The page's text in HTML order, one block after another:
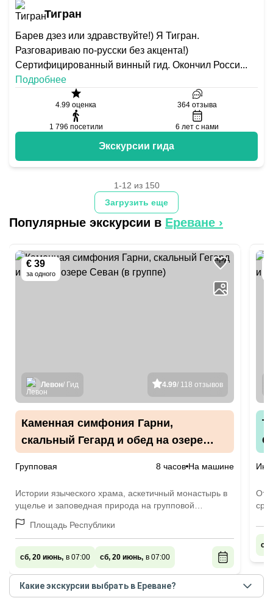
Тигран
Барев дзез или здравствуйте!) Я Тигран.
Разговариваю по-русски без акцента!)
Сертифицированный винный гид. Окончил Росси...
Подробнее
4.99 оценка 364 отзыва
1 796 посетили 6 лет с нами
Экскурсии гида
Загрузить еще
1-12 из 150
Популярные экскурсии в Ереване ›
€ 39
за одного
4.99/ 118 отзывов
Левон/ Гид
Каменная симфония Гарни,
скальный Гегард и обед на озере
Групповая 8 часов На машине
Истории языческого храма, аскетичный монастырь в
ущелье и заповедная природа на групповой
экскурсии
Площадь Республики
сб, 20 июнь, в 07:00 сб, 20 июнь, в 07:00
сб,
Какие экскурсии выбрать в Ереване?